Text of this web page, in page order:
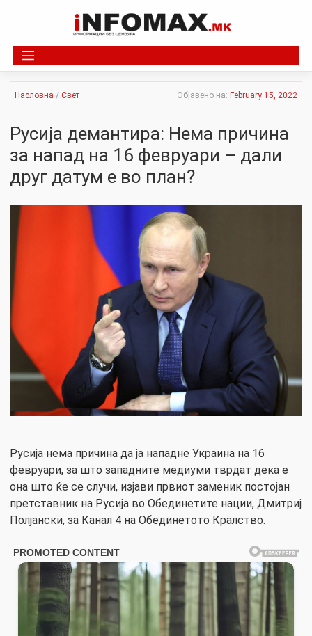
Насловна / Свет Објавено на: February 15, 2022
Русија демантира: Нема причина
за напад на 16 февруари – дали
друг датум е во план?
Русија нема причина да ја нападне Украина на 16
февруари, за што западните медиуми тврдат дека е
она што ќе се случи, изјави првиот заменик постојан
претставник на Русија во Обединетите нации, Дмитриј
Полјански, за Канал 4 на Обединетото Кралство.